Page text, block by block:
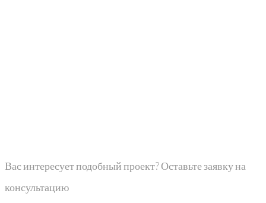
Вас интересует подобный проект? Оставьте заявку на
консультацию